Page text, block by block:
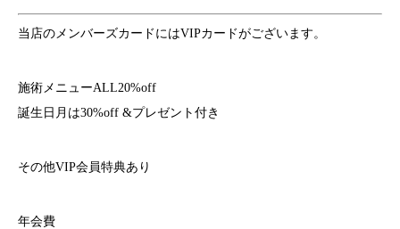
当店のメンバーズカードにはVIPカードがございます。
施術メニューALL20%off
誕生日月は30%off &プレゼント付き
その他VIP会員特典あり
年会費